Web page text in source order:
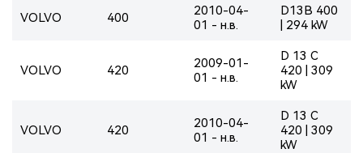
VOLVO 400
2010-04-
01 - н.в.
D13B 400
| 294 kW
VOLVO 420
2009-01-
01 - н.в.
D 13 C
420 | 309
kW
VOLVO 420
2010-04-
01 - н.в.
D 13 C
420 | 309
kW